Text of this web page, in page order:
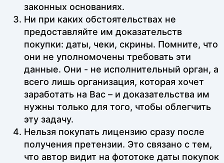
законных основаниях.
Ни при каких обстоятельствах не
предоставляйте им доказательств
покупки: даты, чеки, скрины. Помните, что
они не уполномочены требовать эти
данные. Они - не исполнительный орган, а
всего лишь организация, которая хочет
заработать на Вас – и доказательства им
нужны только для того, чтобы облегчить
эту задачу.
Нельзя покупать лицензию сразу после
получения претензии. Это связано с тем,
что автор видит на фототоке даты покупок